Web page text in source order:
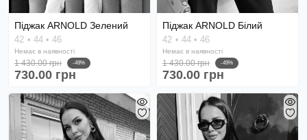
Піджак ARNOLD Зелений
42 44 46
Немає в наявності
1 430.00 грн -49%
730.00 грн
Піджак ARNOLD Білий
42 44 46
Немає в наявності
1 430.00 грн -49%
730.00 грн